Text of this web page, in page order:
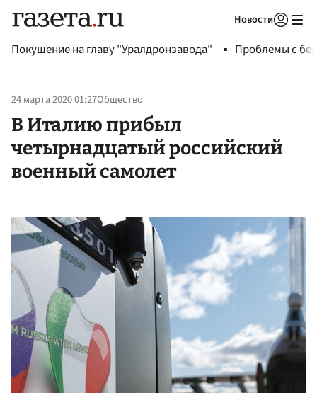
Новости
Покушение на главу "Уралдронзавода" Проблемы с
24 марта 2020 01:27Общество
В Италию прибыл
четырнадцатый российский
военный самолет